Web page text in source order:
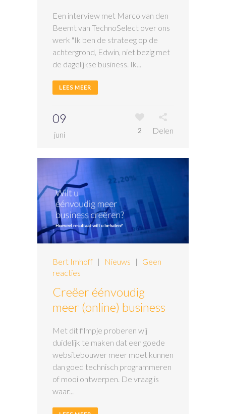
Een interview met Marco van den
Beemt van TechnoSelect over ons
werk "Ik ben de strateeg op de
achtergrond, Edwin, niet bezig met
de dagelijkse business. Ik...
LEES MEER
09
juni 2 Delen
Bert Imhoff | Nieuws | Geen
reacties
Creëer éénvoudig
meer (online) business
Met dit filmpje proberen wij
duidelijk te maken dat een goede
websitebouwer meer moet kunnen
dan goed technisch programmeren
of mooi ontwerpen. De vraag is
waar...